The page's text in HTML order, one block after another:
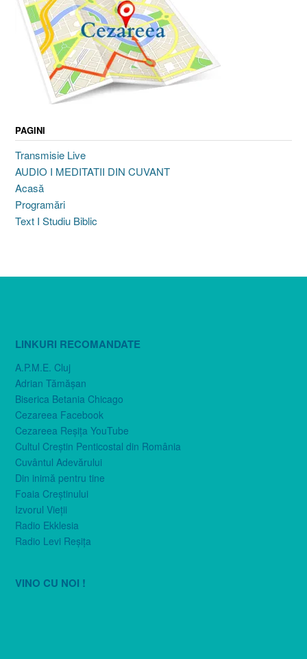
PAGINI
Transmisie Live
AUDIO I MEDITATII DIN CUVANT
Acasă
Programări
Text I Studiu Biblic
LINKURI RECOMANDATE
A.P.M.E. Cluj
Adrian Tămăşan
Biserica Betania Chicago
Cezareea Facebook
Cezareea Reşiţa YouTube
Cultul Creştin Penticostal din România
Cuvântul Adevărului
Din inimă pentru tine
Foaia Creştinului
Izvorul Vieţii
Radio Ekklesia
Radio Levi Reşiţa
VINO CU NOI !